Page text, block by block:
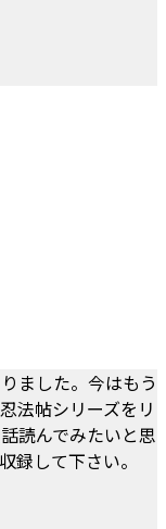
ました。今はもう
法帖シリーズをリ
読んでみたいと思
録して下さい。